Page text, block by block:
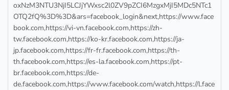
oxNzM3NTU3NjI5LCJjYWxsc2l0ZV9pZCI6MzgxMjI5MDc5NTc1
OTQ2fQ%3D%3D&ars=facebook_login&next,https://www.face
book.com,https://vi-vn.facebook.com,https://zh-
tw.facebook.com,https://ko-kr.facebook.com,https://ja-
jp.facebook.com,https://fr-fr.facebook.com,https://th-
th.facebook.com,https://es-la.facebook.com,https://pt-
br.facebook.com,https://de-
de.facebook.com,https://www.facebook.com/watch,https://l.face